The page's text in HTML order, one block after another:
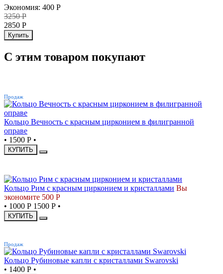
Экономия: 400 Р
3250Р
2850 Р
Купить
С этим товаром покупают
Продаж
Кольцо Вечность с красным цирконием в филигранной
оправе
• 1500 Р •
КУПИТЬ
Кольцо Рим с красным цирконием и кристаллами Вы
экономите 500 Р
• 1000 Р 1500 Р •
КУПИТЬ
Продаж
Кольцо Рубиновые капли с кристаллами Swarovski
• 1400 Р •